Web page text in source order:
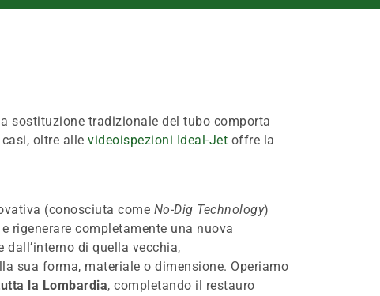
sostituzione tradizionale del tubo comporta
casi, oltre allevideoispezioni Ideal-Jet offre la
(conosciuta come No-Dig Technology)
rigenerare completamente una nuova
dall’interno di quella vecchia,
sua forma, materiale o dimensione. Operiamo
la Lombardia, completando il restauro